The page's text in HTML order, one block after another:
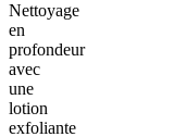
Nettoyage
en
profondeur
avec
une
lotion
exfoliante